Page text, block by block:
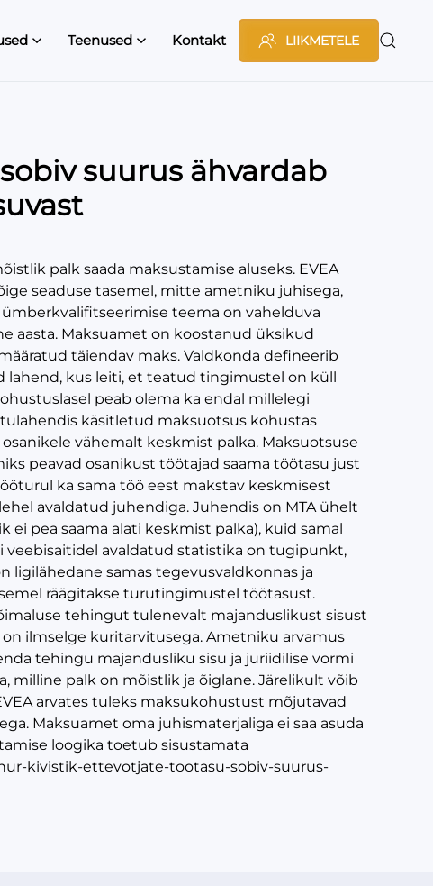
Teenused Kontakt LIIKMETELE
suurus ähvardab
palk saada maksustamise aluseks. EVEA
seaduse tasemel, mitte ametniku juhisega,
teema on vahelduva
aasta. Maksuamet on koostanud üksikud
täiendav maks. Valdkonda defineerib
lahend, kus leiti, et teatud tingimustel on küll
peab olema ka endal millelegi
käsitletud maksuotsus kohustas
vähemalt keskmist palka. Maksuotsuse
peavad osanikust töötajad saama töötasu just
ka sama töö eest makstav keskmisest
avaldatud juhendiga. Juhendis on MTA ühelt
pea saama alati keskmist palka), kuid samal
veebisaitidel avaldatud statistika on tugipunkt,
ligilähedane samas tegevusvaldkonnas ja
räägitakse turutingimustel töötasust.
tehingut tulenevalt majanduslikust sisust
ilmselge kuritarvitusega. Ametniku arvamus
tehingu majandusliku sisu ja juriidilise vormi
milline palk on mõistlik ja õiglane. Järelikult võib
arvates tuleks maksukohustust mõjutavad
Maksuamet oma juhismaterjaliga ei saa asuda
loogika toetub sisustamata
kivistik-ettevotjate-tootasu-sobiv-suurus-